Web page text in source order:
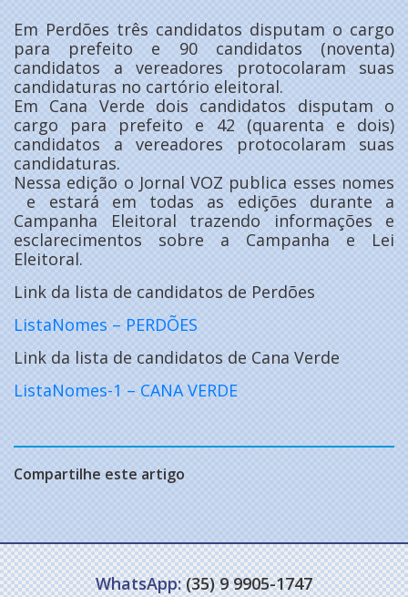
Em Perdões três candidatos disputam o cargo
para prefeito e 90 candidatos (noventa)
candidatos a vereadores protocolaram suas
candidaturas no cartório eleitoral.
Em Cana Verde dois candidatos disputam o
cargo para prefeito e 42 (quarenta e dois)
candidatos a vereadores protocolaram suas
candidaturas.
Nessa edição o Jornal VOZ publica esses nomes
e estará em todas as edições durante a
Campanha Eleitoral trazendo informações e
esclarecimentos sobre a Campanha e Lei
Eleitoral.
Link da lista de candidatos de Perdões
ListaNomes – PERDÕES
Link da lista de candidatos de Cana Verde
ListaNomes-1 – CANA VERDE
Compartilhe este artigo
WhatsApp:(35) 9 9905-1747